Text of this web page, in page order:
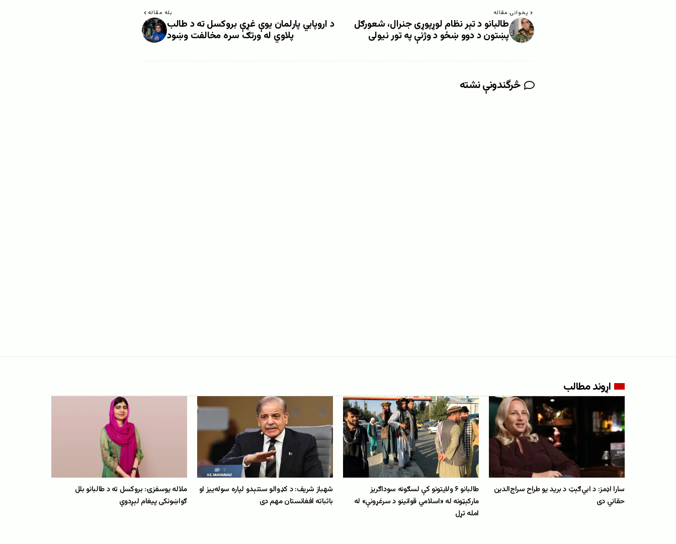
پخوانۍ مقاله
طالبانو د تېر نظام لوړپوړی جنرال، شعورګل
پښتون د دوو ښځو د وژنې په تور نیولی
بله مقاله
د اروپايي پارلمان یوې غړې بروکسل ته د طالب
پلاوي له ورتګ سره مخالفت وښود
څرگندونې نشته
اړوند مطالب
سارا اډمز: د ابي‌ګېټ د برید یو طراح سراج‌الدین
حقاني دی
طالبانو ۶ ولایتونو کې لسګونه سوداګریز
مارکېټونه له «اسلامي قوانینو د سرغړونې» له
امله تړل
شهباز شریف: د کډوالو ستنېدو لپاره سوله‌ییز او
باثباته افغانستان مهم دی
ملاله یوسفزۍ: بروکسل ته د طالبانو بلل
ګواښونکی پیغام لېږدوي